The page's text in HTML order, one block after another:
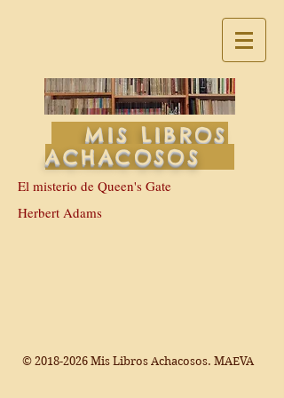
MIS LIBROS
ACHACOSOS
El misterio de Queen's Gate
Herbert Adams
© 2018-2026 Mis Libros Achacosos. MAEVA